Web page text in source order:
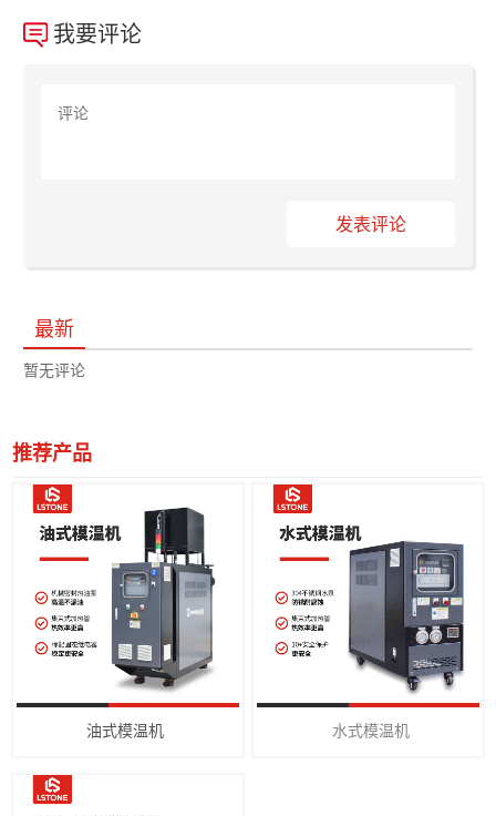
我要评论
发表评论
最新
暂无评论
推荐产品
油式模温机 水式模温机